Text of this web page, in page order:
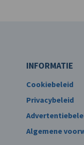
INFORMATIE
Cookiebeleid
Privacybeleid
Algemene